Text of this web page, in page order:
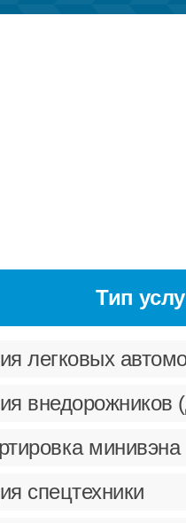
Тип
легковых
внедорожников
минивэна
спецтехники